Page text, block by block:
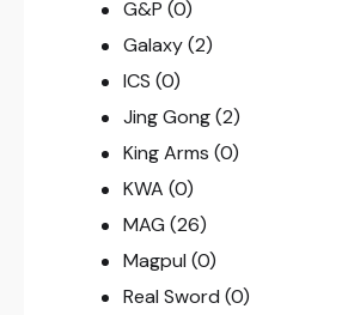
G&P (0)
Galaxy (2)
ICS (0)
Jing Gong (2)
King Arms (0)
KWA (0)
MAG (26)
Magpul (0)
Real Sword (0)